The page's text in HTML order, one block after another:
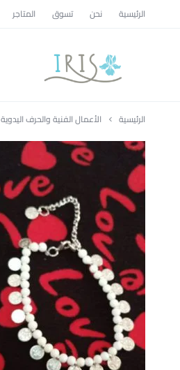
الرئيسية نحن تسوق المتاجر
|
متجر
تسوق
وطني
الرئيسية الأعمال الفنية والحرف اليدوية